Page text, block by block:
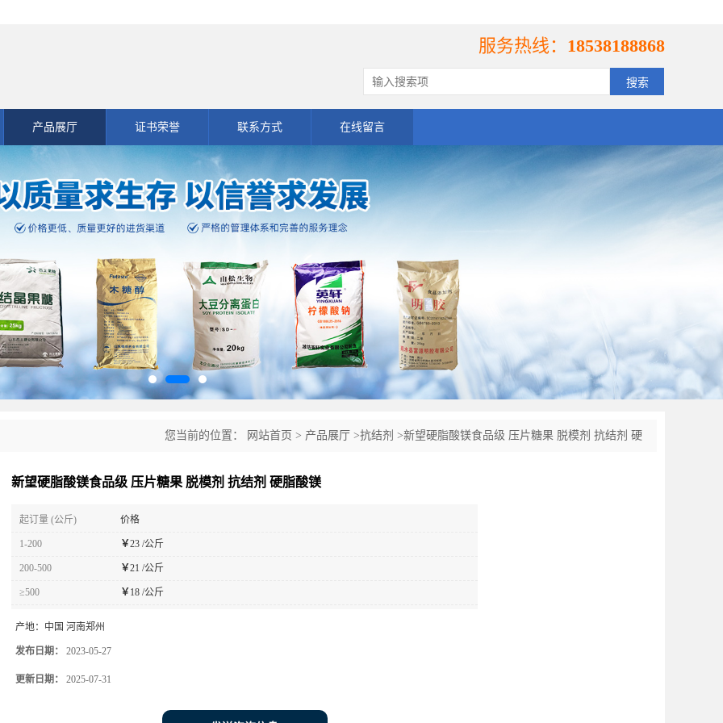
服务热线： 18538188868
产品展厅 证书荣誉 联系方式 在线留言
您当前的位置： 网站首页 > 产品展厅 >抗结剂 >新望硬脂酸镁食品级 压片糖果 脱模剂 抗结剂 硬
新望硬脂酸镁食品级 压片糖果 脱模剂 抗结剂 硬脂酸镁
起订量 (公斤) 价格
1-200 ￥23 /公斤
200-500 ￥21 /公斤
≥500 ￥ 18 /公斤
产地： 中国 河南郑州
发布日期： 2023-05-27
更新日期： 2025-07-31